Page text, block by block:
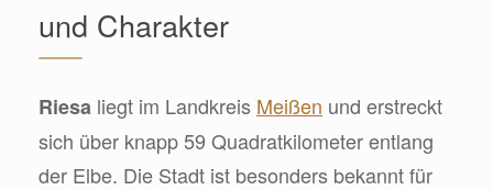
und Charakter
Riesa liegt im Landkreis Meißen und erstreckt
sich über knapp 59 Quadratkilometer entlang
der Elbe. Die Stadt ist besonders bekannt für